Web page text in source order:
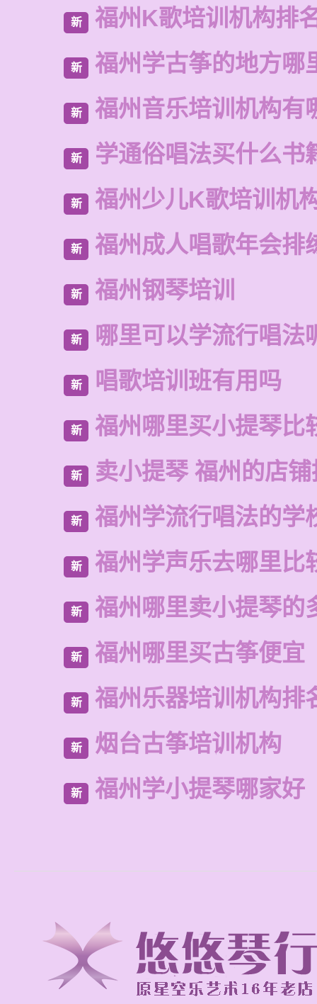
新 福州K歌培训机构排
新 福州学古筝的地方哪
新 福州音乐培训机构有
新 学通俗唱法买什么书
新 福州少儿K歌培训机
新 福州成人唱歌年会排
新 福州钢琴培训
新 哪里可以学流行唱法
新 唱歌培训班有用吗
新 福州哪里买小提琴比
新 卖小提琴 福州的店
新 福州学流行唱法的学
新 福州学声乐去哪里比
新 福州哪里卖小提琴的
新 福州哪里买古筝便宜
新 福州乐器培训机构排
新 烟台古筝培训机构
新 福州学小提琴哪家好